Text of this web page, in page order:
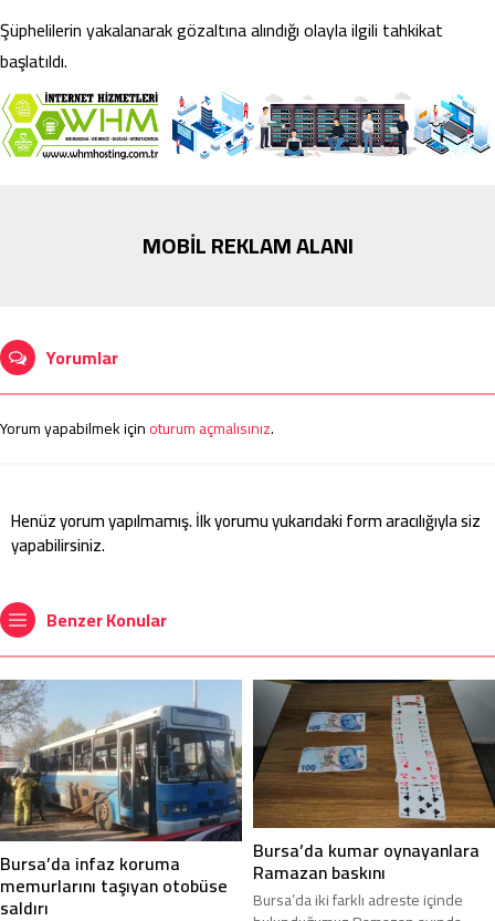
Şüphelilerin yakalanarak gözaltına alındığı olayla ilgili tahkikat
başlatıldı.
MOBİL REKLAM ALANI
Yorumlar
Yorum yapabilmek içinoturum açmalısınız.
Henüz yorum yapılmamış. İlk yorumu yukarıdaki form aracılığıyla siz
yapabilirsiniz.
Benzer Konular
Bursa’da infaz koruma
memurlarını taşıyan otobüse
saldırı
Bursa’da kumar oynayanlara
Ramazan baskını
Bursa’da iki farklı adreste içinde